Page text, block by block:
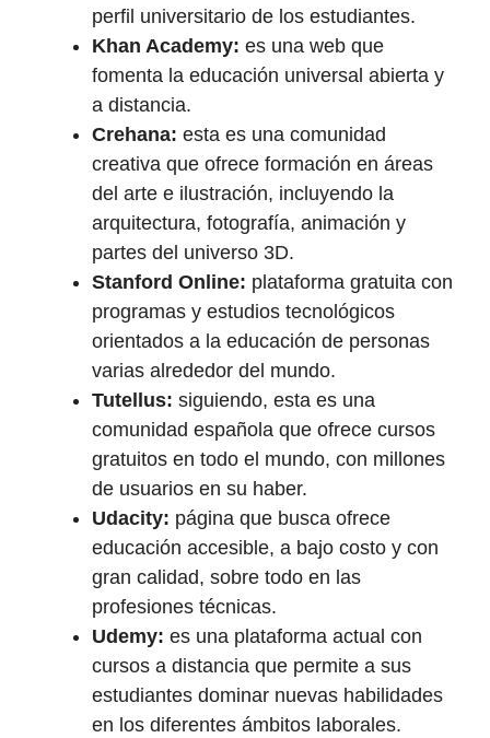
perfil universitario de los estudiantes.
Khan Academy: es una web que
fomenta la educación universal abierta y
a distancia.
Crehana: esta es una comunidad
creativa que ofrece formación en áreas
del arte e ilustración, incluyendo la
arquitectura, fotografía, animación y
partes del universo 3D.
Stanford Online: plataforma gratuita con
programas y estudios tecnológicos
orientados a la educación de personas
varias alrededor del mundo.
Tutellus: siguiendo, esta es una
comunidad española que ofrece cursos
gratuitos en todo el mundo, con millones
de usuarios en su haber.
Udacity: página que busca ofrece
educación accesible, a bajo costo y con
gran calidad, sobre todo en las
profesiones técnicas.
Udemy: es una plataforma actual con
cursos a distancia que permite a sus
estudiantes dominar nuevas habilidades
en los diferentes ámbitos laborales.